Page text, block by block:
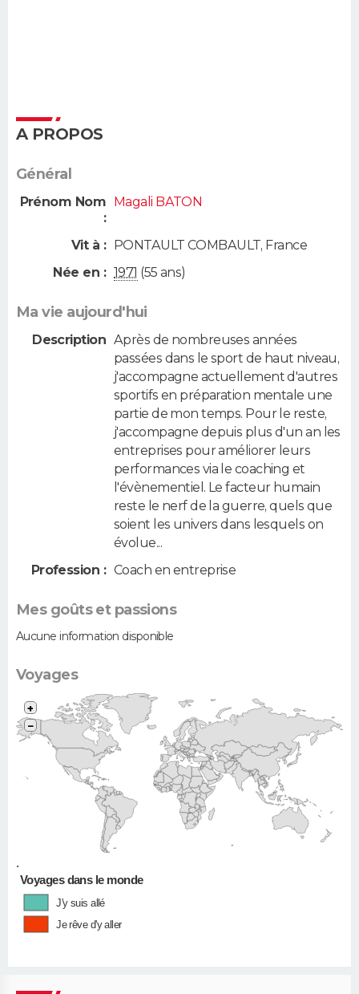
A PROPOS
Général
Prénom Nom
:
Magali BATON
Vit à : PONTAULT COMBAULT, France
Née en : 1971 (55 ans)
Ma vie aujourd'hui
Description Après de nombreuses années
passées dans le sport de haut niveau,
j'accompagne actuellement d'autres
sportifs en préparation mentale une
partie de mon temps. Pour le reste,
j'accompagne depuis plus d'un an les
entreprises pour améliorer leurs
performances via le coaching et
l'évènementiel. Le facteur humain
reste le nerf de la guerre, quels que
soient les univers dans lesquels on
évolue...
Profession : Coach en entreprise
Mes goûts et passions
Aucune information disponible
Voyages
•
+
−
Voyages dans le monde
J'y suis allé
Je rêve d'y aller